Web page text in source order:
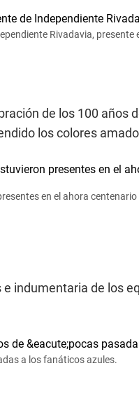
Rivadavia, presente
de los 100 años
los colores
en el ahora
indumentaria de los
a los fanáticos azules.